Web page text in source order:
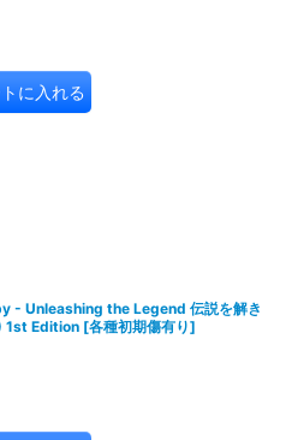
に入れる
- Unleashing the Legend 伝説を解き
1st Edition [各種初期傷有り]